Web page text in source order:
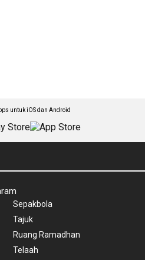
untuk iOS dan Android
Sepakbola
Tajuk
Ruang Ramadhan
Telaah